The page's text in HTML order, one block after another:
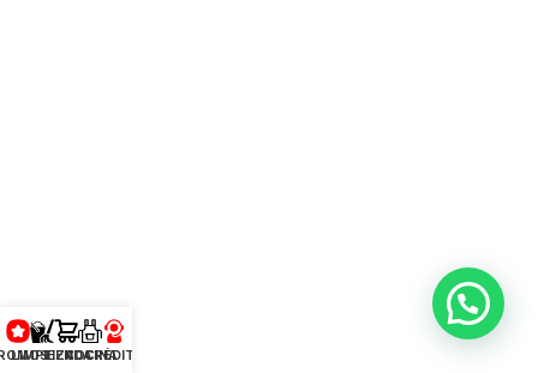
LIMPIEZA
TIENDACOCINA
CRÉDITO